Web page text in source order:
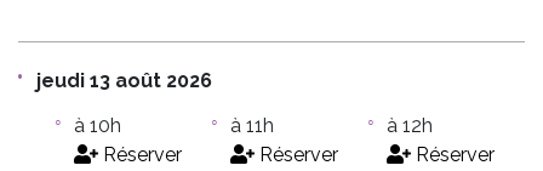
jeudi 13 août 2026
à 10h
Réserver
à 11h
Réserver
à 12h
Réserver